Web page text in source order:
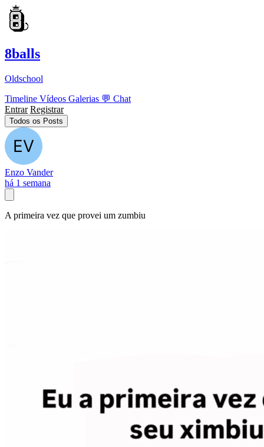
8balls
Oldschool
Timeline Vídeos Galerias 💬 Chat
Entrar Registrar
Todos os Posts
Enzo Vander
há 1 semana
A primeira vez que provei um zumbiu